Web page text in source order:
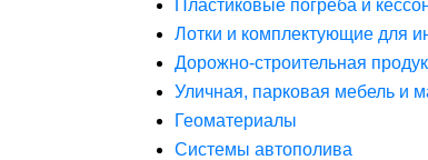
Пластиковые погреба и
Лотки и комплектующие для
Дорожно-строительная
Уличная, парковая мебель и
Геоматериалы
Системы автополива